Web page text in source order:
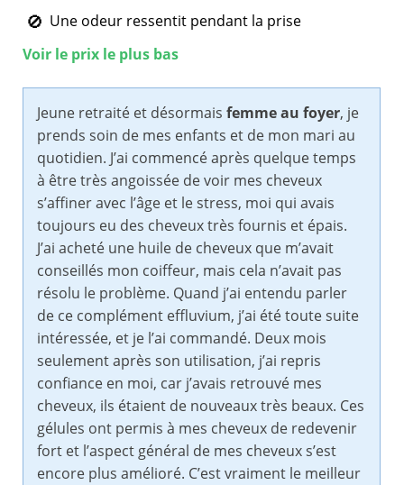
Une odeur ressentit pendant la prise
Voir le prix le plus bas
Jeune retraité et désormais femme au foyer, je
prends soin de mes enfants et de mon mari au
quotidien. J’ai commencé après quelque temps
à être très angoissée de voir mes cheveux
s’affiner avec l’âge et le stress, moi qui avais
toujours eu des cheveux très fournis et épais.
J’ai acheté une huile de cheveux que m’avait
conseillés mon coiffeur, mais cela n’avait pas
résolu le problème. Quand j’ai entendu parler
de ce complément effluvium, j’ai été toute suite
intéressée, et je l’ai commandé. Deux mois
seulement après son utilisation, j’ai repris
confiance en moi, car j’avais retrouvé mes
cheveux, ils étaient de nouveaux très beaux. Ces
gélules ont permis à mes cheveux de redevenir
fort et l’aspect général de mes cheveux s’est
encore plus amélioré. C’est vraiment le meilleur